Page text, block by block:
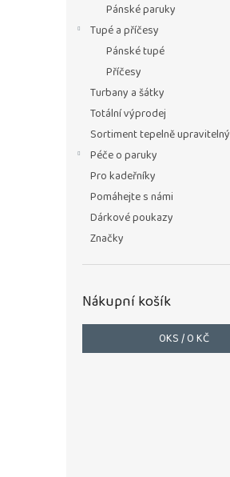
Pánské paruky
Tupé a příčesy
Pánské tupé
Příčesy
Turbany a šátky
Totální výprodej
Sortiment tepelně upravitelný
Péče o paruky
Pro kadeřníky
Pomáhejte s námi
Dárkové poukazy
Značky
Nákupní košík
0KS /0 KČ